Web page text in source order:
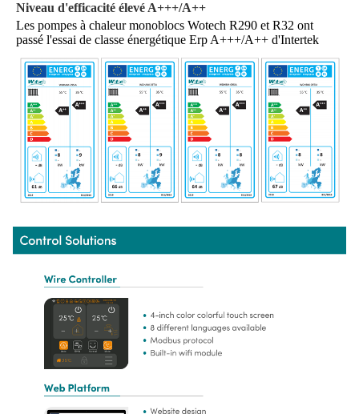
Niveau d'efficacité élevé A+++/A++
Les pompes à chaleur monoblocs Wotech R290 et R32 ont
passé l'essai de classe énergétique Erp A+++/A++ d'Intertek